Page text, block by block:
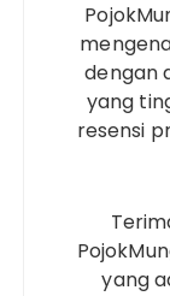
dengan
yang
resensi
yang